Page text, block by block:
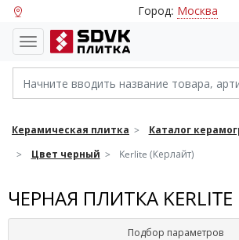
Город: Москва
Керамическая плитка
Каталог
Цвет черный
Kerlite (Керлайт)
ЧЕРНАЯ ПЛИТКА KERLITE
Подбор параметров